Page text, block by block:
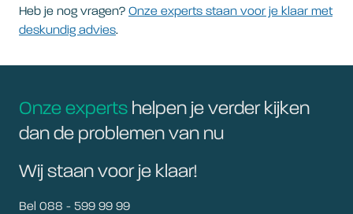
Heb je nog vragen? Onze experts staan voor je klaar met
deskundig advies.
Onze experts helpen je verder kijken
dan de problemen van nu
Wij staan voor je klaar!
Bel 088 - 599 99 99